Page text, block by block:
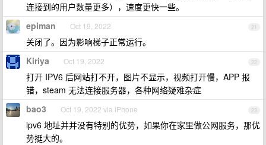
连接到的用户数量更多），速度更快一些。
21
epiman Oct 19, 2022
关闭了。因为影响梯子正常运行。
22
Kiriya Oct 19, 2022
打开 IPV6 后网站打不开，图片不显示，视频打开慢，APP 报
错，steam 无法连接服务器，各种网络疑难杂症
23
bao3 Oct 19, 2022 via iPhone
ipv6 地址并并没有特别的优势，如果你在家里做公网服务，那优
势挺大的。